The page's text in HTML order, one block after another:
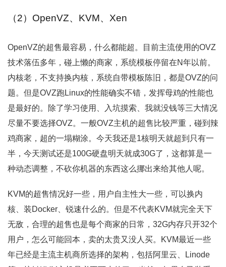
（2）OpenVZ、KVM、Xen
OpenVZ的超售最容易，什么都能超。目前主流使用的OVZ
技术落伍多年，碰上懒的商家，系统模板停留在N年以前。
内核老，不支持换内核，系统自带模板陈旧，都是OVZ的问
题。但是OVZ跑Linux的性能确实不错，发挥母鸡的性能也
是最好的。除了学习使用、入坑摸索、我就没钱等三大情况
尽量不要选择OVZ。一般OVZ主机的超售比较严重，碰到辣
鸡商家，超的一塌糊涂。今天我还是1核明天就超到只有一
半，今天测试还是100G硬盘明天就成30G了，这都算是一
种动态调整，不砍你机器的东西这么挪出来给其他人呢。
KVM的超售情况好一些，用户自主性大一些，可以换内
核、装Docker、锐速什么的。但是不代表KVM就完全天下
无敌，合理的超售也是每个商家的日常，32G内存只开32个
用户，怎么可能回本，卖的太贵又没人买。KVM最近一些
年已经是主流主机商所选择的架构，包括阿里云、Linode